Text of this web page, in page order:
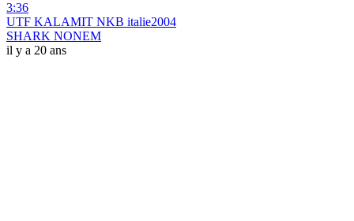
3:36
UTF KALAMIT NKB italie2004
SHARK NONEM
il y a 20 ans